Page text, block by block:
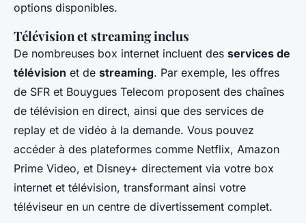
options disponibles.
Télévision et streaming inclus
De nombreuses box internet incluent des services de
télévision et de streaming. Par exemple, les offres
de SFR et Bouygues Telecom proposent des chaînes
de télévision en direct, ainsi que des services de
replay et de vidéo à la demande. Vous pouvez
accéder à des plateformes comme Netflix, Amazon
Prime Video, et Disney+ directement via votre box
internet et télévision, transformant ainsi votre
téléviseur en un centre de divertissement complet.